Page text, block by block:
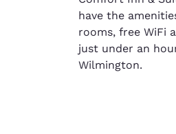
have the
rooms, free WiFi
just under an
Wilmington.